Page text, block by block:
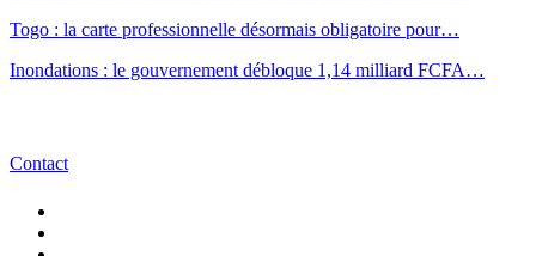
Togo : la carte professionnelle désormais obligatoire pour…
Inondations : le gouvernement débloque 1,14 milliard FCFA…
Contact